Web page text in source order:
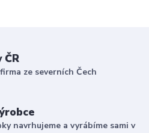
ČR
ze severních Čech
navrhujeme a vyrábíme sami v